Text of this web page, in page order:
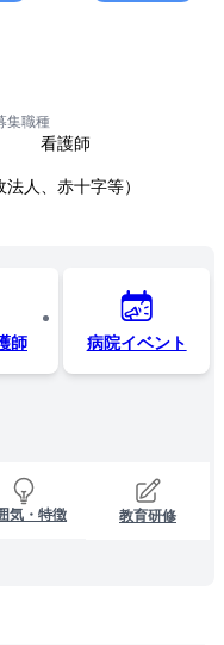
集職種
看護師
人、赤十字等）
師 病院イベント
気・特徴 教育研修